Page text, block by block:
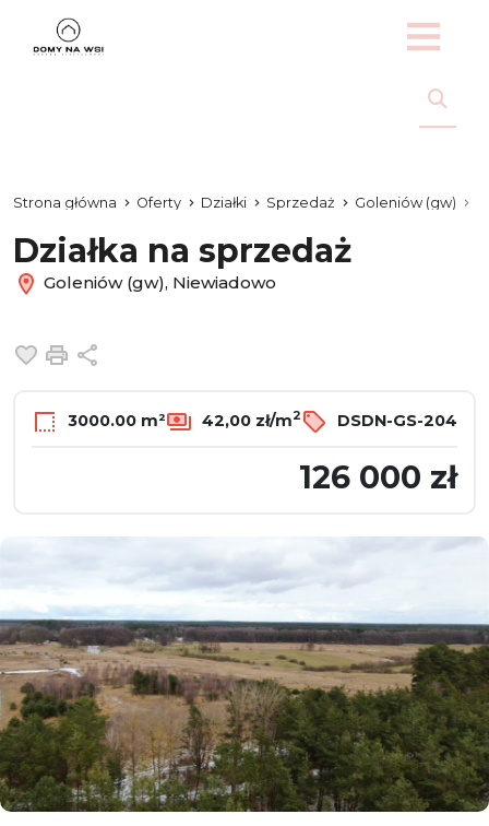
Strona główna Oferty Działki Sprzedaż Goleniów (gw)
Działka na sprzedaż
Goleniów (gw), Niewiadowo
Dodaj do ulubionych
Drukuj
3000.00 m² 42,00 zł/m2 DSDN-GS-204
126 000 zł